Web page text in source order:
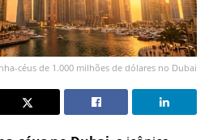
céus de 1.000 milhões de dólares no Dubai